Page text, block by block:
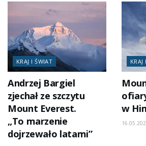
KRAJ I ŚWIAT
Andrzej Bargiel
zjechał ze szczytu
Mount Everest.
„To marzenie
dojrzewało latami”
KRAJ
w